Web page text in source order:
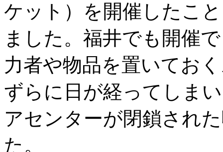
ケット）を開催したこ
ました。福井でも開催
力者や物品を置いてお
ずらに日が経ってしま
アセンターが閉鎖され
た。